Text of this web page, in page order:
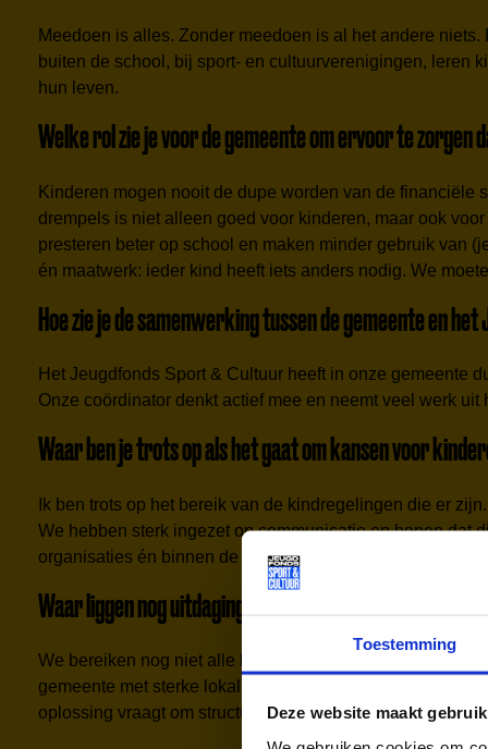
Toestemming
Deze website maakt
Meedoen is alles. Zonder meedoen is al het andere
buiten de school, bij sport- en cultuurverenigingen, leren
hun leven.
Welke rol zie je voor de gemeente om ervoor te
Kinderen mogen nooit de dupe worden van de
drempels is niet alleen goed voor kinderen, maar ook
presteren beter op school en maken minder gebruik van
én maatwerk: ieder kind heeft iets anders nodig. We
Hoe zie je de samenwerking tussen de gemeente en
Het Jeugdfonds Sport & Cultuur heeft in onze gemeente
Onze coördinator denkt actief mee en neemt veel werk
Waar ben je trots op als het gaat om kansen voor
Ik ben trots op het bereik van de kindregelingen die er
We hebben sterk ingezet op communicatie en hopen dat
organisaties én binnen de gemeente zelf groeit het besef
Waar liggen nog uitdagingen of kansen?
We bereiken nog niet alle kinderen. Een deel doet nog
gemeente met sterke lokale netwerken, maar als
oplossing vraagt om structurele investeringen in tijd, geld